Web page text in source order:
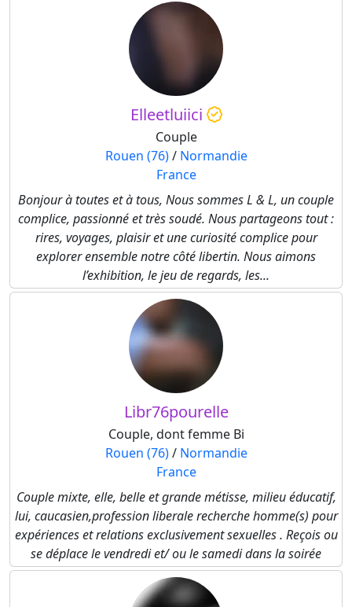
Elleetluiici
Couple
Rouen (76)/ Normandie
France
Bonjour à toutes et à tous, Nous sommes L & L, un couple
complice, passionné et très soudé. Nous partageons tout :
rires, voyages, plaisir et une curiosité complice pour
explorer ensemble notre côté libertin. Nous aimons
l’exhibition, le jeu de regards, les...
Libr76pourelle
Couple, dont femme Bi
Rouen (76)/ Normandie
France
Couple mixte, elle, belle et grande métisse, milieu éducatif,
lui, caucasien,profession liberale recherche homme(s) pour
expériences et relations exclusivement sexuelles . Reçois ou
se déplace le vendredi et/ ou le samedi dans la soirée